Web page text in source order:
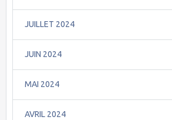
JUILLET 2024
JUIN 2024
MAI 2024
AVRIL 2024